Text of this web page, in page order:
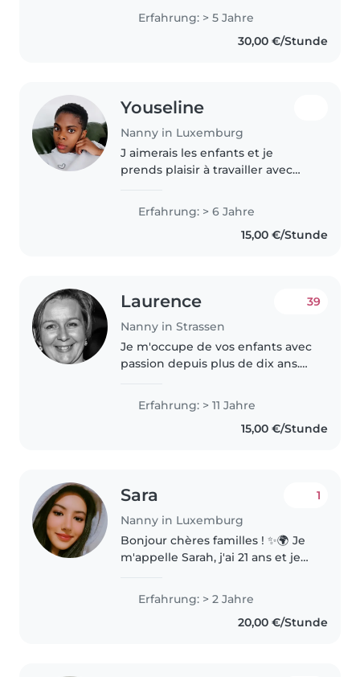
humans: just one bite” vs
absolutely not!” I can turn crying
concerts into laughing parties..
Erfahrung: > 5 Jahre
30,00 €/Stunde
Youseline
Nanny in Luxemburg
J aimerais les enfants et je
prends plaisir à travailler avec
plus de 6 ans d expérience je
suis impatiente de m occuper de
vos petit bout de chou
Erfahrung: > 6 Jahre
15,00 €/Stunde
Laurence
Nanny in Strassen
39
Je m'occupe de vos enfants avec
passion depuis plus de dix ans.
cœur de créer un
environnement chaleureux pour
les bébés, tout-petits,
Erfahrung: > 11 Jahre
15,00 €/Stunde
Sara
Nanny in Luxemburg
1
Bonjour chères familles ! ✨🌍 Je
m'appelle Sarah, j'ai 21 ans et je
expérience en garde d'enfants,
ayant pris soin d'un petit..
Erfahrung: > 2 Jahre
20,00 €/Stunde